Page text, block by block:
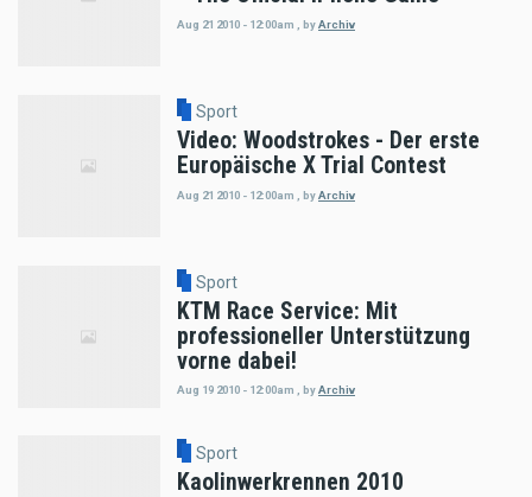
Aug 21 2010 - 12:00am byArchiv
Sport
Video: Woodstrokes - Der erste
Europäische X Trial Contest
Aug 21 2010 - 12:00am byArchiv
Sport
KTM Race Service: Mit
professioneller Unterstützung
vorne dabei!
Aug 19 2010 - 12:00am , byArchiv
Sport
Kaolinwerkrennen 2010